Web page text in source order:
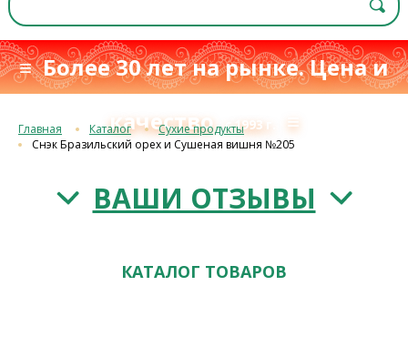
≡ Более 30 лет на рынке. Цена и
качествос 1993 г. ≡
Главная Каталог
Сухие продукты
Снэк Бразильский орех и Сушеная вишня №205
ВАШИ ОТЗЫВЫ
КАТАЛОГ ТОВАРОВ